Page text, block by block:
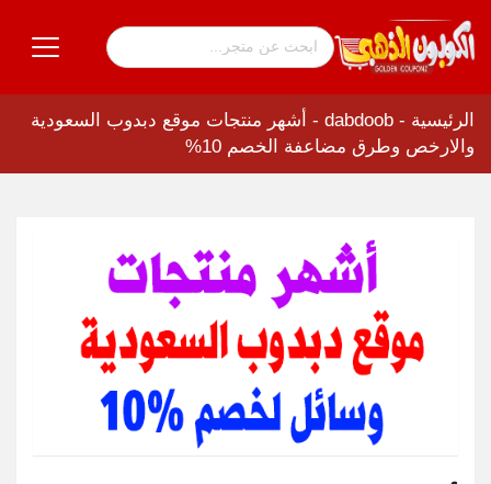
الرئيسية -
dabdoob
- أشهر منتجات موقع دبدوب السعودية
والارخص وطرق مضاعفة الخصم 10%